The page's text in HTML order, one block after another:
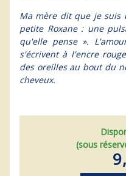
Ma mère dit que je suis
petite Roxane : une
qu'elle pense ».
s'écrivent à l'encre
des oreilles au bout du
cheveux.
(sous